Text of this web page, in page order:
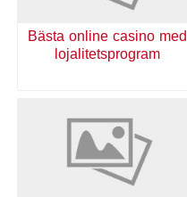
Bästa online casino med
lojalitetsprogram